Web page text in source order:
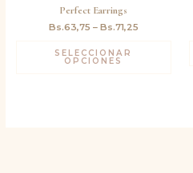
Perfect Earrings
Bs.63,75 – Bs.71,25
SELECCIONAR
OPCIONES